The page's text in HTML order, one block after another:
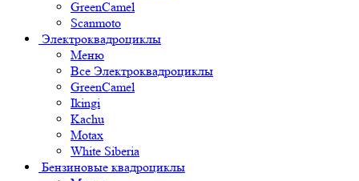
GreenCamel
Scanmoto
Электроквадроциклы
Меню
Все Электроквадроциклы
GreenCamel
Ikingi
Kachu
Motax
White Siberia
Бензиновые квадроциклы